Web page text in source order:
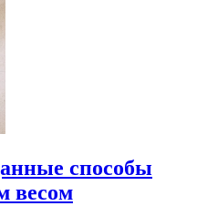
способы
весом